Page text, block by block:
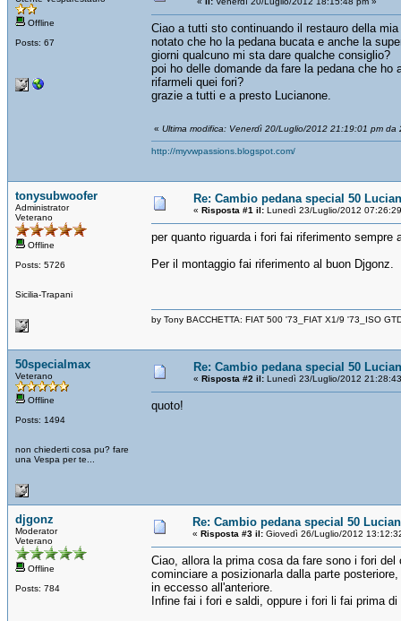
Offline
Posts: 67
Ciao a tutti sto continuando il restauro della
notato che ho la pedana bucata e anche la
giorni qualcuno mi sta dare qualche consiglio?
poi ho delle domande da fare la pedana che
rifarmeli quei fori?
grazie a tutti e a presto Lucianone.
« Ultima modifica: Venerdì 20/Luglio/2012 21:19:01 pm da
http://myvwpassions.blogspot.com/
tonysubwoofer
Administrator
Veterano
Offline
Posts: 5726
Sicilia-Trapani
Re: Cambio pedana special 50
« Risposta #1 il: Lunedì 23/Luglio/2012
per quanto riguarda i fori fai riferimento sempre
Per il montaggio fai riferimento al buon Djgonz.
by Tony BACCHETTA: FIAT 500 '73_FIAT X1/9 '73_ISO
50specialmax
Veterano
Offline
Posts: 1494
non chiederti cosa pu? fare
una Vespa per te...
Re: Cambio pedana special 50
« Risposta #2 il: Lunedì 23/Luglio/2012
quoto!
djgonz
Moderator
Veterano
Offline
Posts: 784
Re: Cambio pedana special 50
« Risposta #3 il: Giovedì 26/Luglio/2012
Ciao, allora la prima cosa da fare sono i fori
cominciare a posizionarla dalla parte
in eccesso all'anteriore.
Infine fai i fori e saldi, oppure i fori li fai prima di